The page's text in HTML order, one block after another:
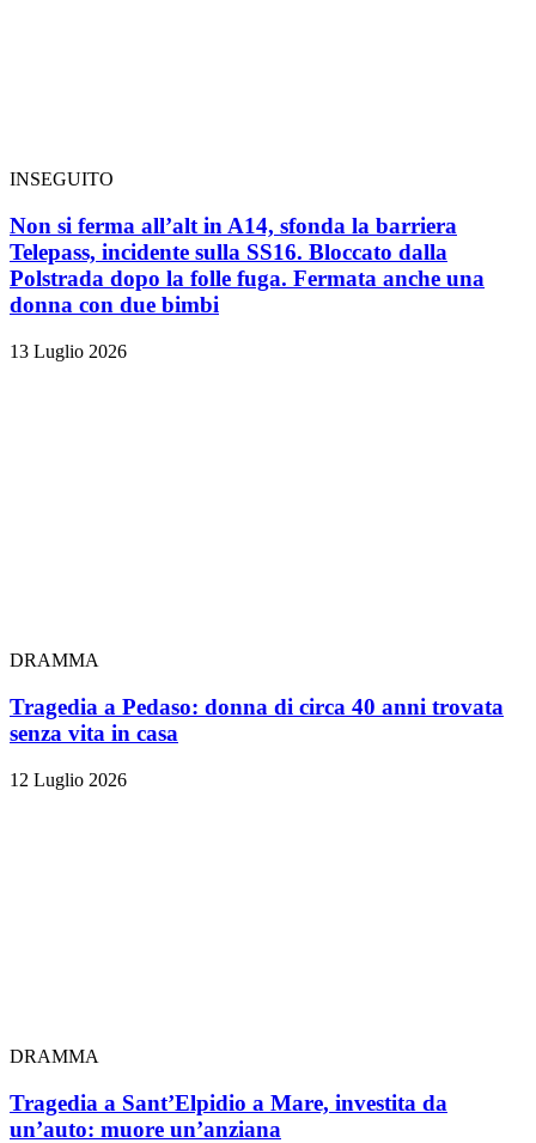
INSEGUITO
Non si ferma all’alt in A14, sfonda la barriera
Telepass, incidente sulla SS16. Bloccato dalla
Polstrada dopo la folle fuga. Fermata anche una
donna con due bimbi
13 Luglio 2026
DRAMMA
Tragedia a Pedaso: donna di circa 40 anni trovata
senza vita in casa
12 Luglio 2026
DRAMMA
Tragedia a Sant’Elpidio a Mare, investita da
un’auto: muore un’anziana